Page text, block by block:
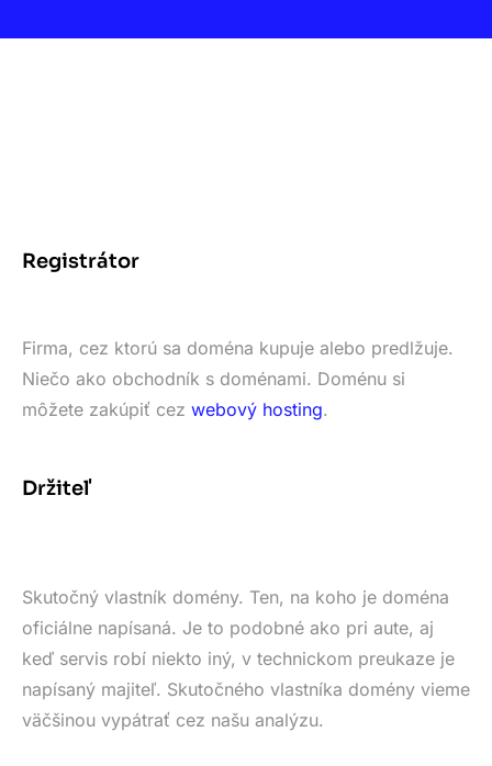
Registrátor
Firma, cez ktorú sa doména kupuje alebo predlžuje.
Niečo ako obchodník s doménami. Doménu si
môžete zakúpiť cez webový hosting.
Držiteľ
Skutočný vlastník domény. Ten, na koho je doména
oficiálne napísaná. Je to podobné ako pri aute, aj
keď servis robí niekto iný, v technickom preukaze je
napísaný majiteľ. Skutočného vlastníka domény vieme
väčšinou vypátrať cez našu analýzu.